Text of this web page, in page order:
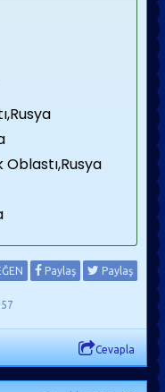
Paylaş Paylaş
Cevapla